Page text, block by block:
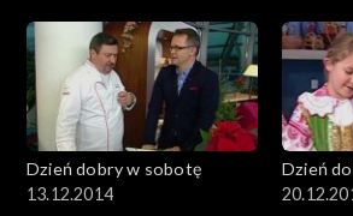
Dzień dobry w sobotę
13.12.2014
Dzień